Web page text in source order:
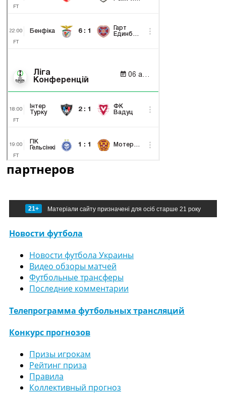
партнеров
21+ Матеріали сайту призначені для осіб старше 21 року
Новости футбола
Новости футбола Украины
Видео обзоры матчей
Футбольные трансферы
Последние комментарии
Телепрограмма футбольных трансляций
Конкурс прогнозов
Призы игрокам
Рейтинг приза
Правила
Коллективный прогноз